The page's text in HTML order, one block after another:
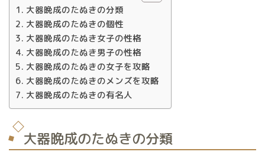
大器晩成のたぬきの分類
大器晩成のたぬきの個性
大器晩成のたぬき女子の性格
大器晩成のたぬき男子の性格
大器晩成のたぬきの女子を攻略
大器晩成のたぬきのメンズを攻略
大器晩成のたぬきの有名人
大器晩成のたぬきの分類